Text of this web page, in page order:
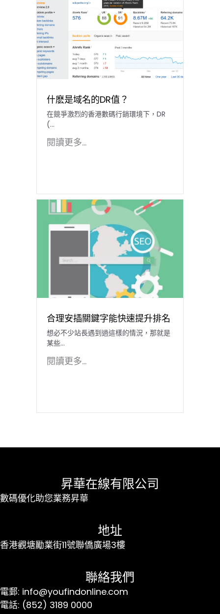
什麽是域名的DR值？
在競爭激烈的香港數碼行銷環境下，DR
(…
閱讀更多...
合理安插關鍵字能快速提升排名
想必不少站長遇到過這樣的情況，那就是
某些...
閱讀更多...
昇華在線有限公司
數碼優化助您業務昇華
地址
香港觀塘勵業街11號聯僑廣場3樓
聯絡我們
電郵: info@youfindonline.com
電話: (852) 3189 0000